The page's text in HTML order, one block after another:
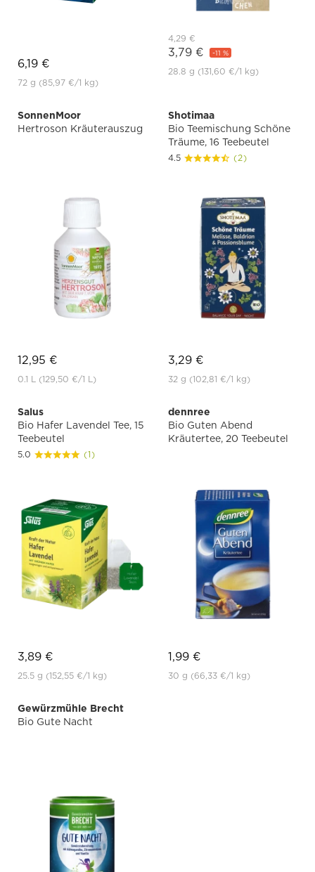
6,19 €
72 g (85,97 €/1 kg)
4,29 €
3,79 € -11 %
28.8 g (131,60 €/1 kg)
SonnenMoor
Hertroson Kräuterauszug
12,95 €
0.1 L (129,50 €/1 L)
Shotimaa
Bio Teemischung Schöne
Träume, 16 Teebeutel
4.5 (2)
3,29 €
32 g (102,81 €/1 kg)
Salus
Bio Hafer Lavendel Tee, 15
Teebeutel
5.0 (1)
3,89 €
25.5 g (152,55 €/1 kg)
dennree
Bio Guten Abend
Kräutertee, 20 Teebeutel
1,99 €
30 g (66,33 €/1 kg)
Gewürzmühle Brecht
Bio Gute Nacht